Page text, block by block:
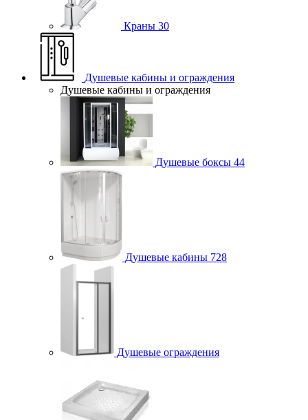
Краны 30
Душевые кабины и ограждения
Душевые кабины и ограждения
Душевые боксы 44
Душевые кабины 728
Душевые ограждения